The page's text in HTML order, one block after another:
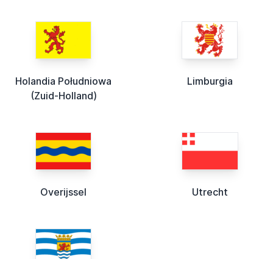
Holandia Południowa
(Zuid-Holland)
Limburgia
Overijssel Utrecht